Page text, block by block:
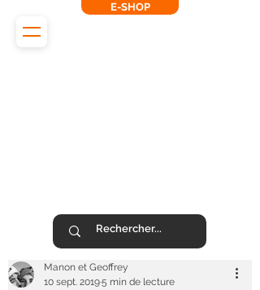
E-SHOP
Manon et Geoffrey
10 sept. 20195 min de lecture